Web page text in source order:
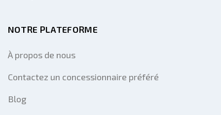
NOTRE PLATEFORME
À propos de nous
Contactez un concessionnaire préféré
Blog